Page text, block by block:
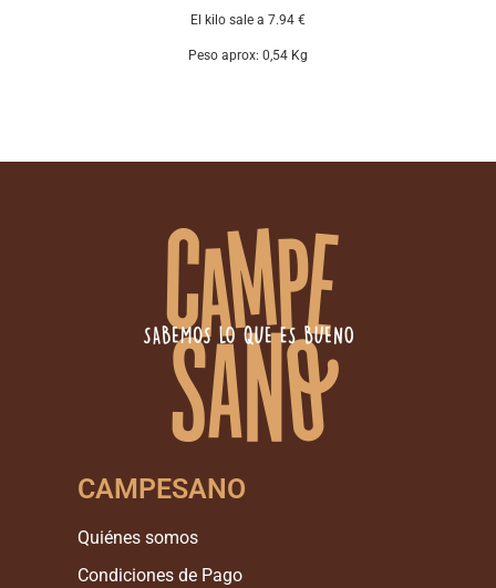
El kilo sale a 7.94 €
Peso aprox: 0,54 Kg
CAMPESANO
Quiénes somos
Condiciones de Pago